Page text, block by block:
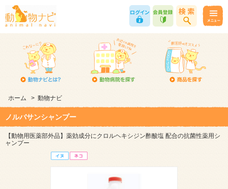
ホーム > 動物ナビ
ノルバサンシャンプー
【動物用医薬部外品】薬効成分にクロルヘキシジン酢酸塩 配合の抗菌性薬用シ
ャンプー